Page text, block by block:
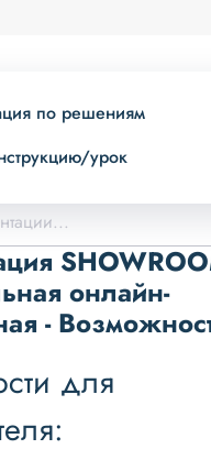
по решениям
урок
и назначение
интерфейс
онлайн-
-
для